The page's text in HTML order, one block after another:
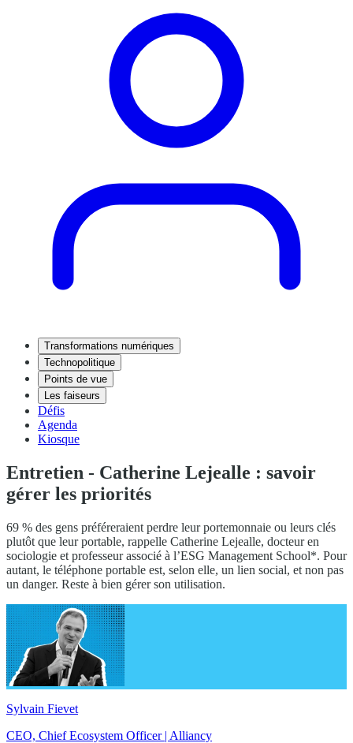
Transformations numériques
Technopolitique
Points de vue
Les faiseurs
Défis
Agenda
Kiosque
Entretien - Catherine Lejealle : savoir
gérer les priorités
69 % des gens préféreraient perdre leur portemonnaie ou leurs clés
plutôt que leur portable, rappelle Catherine Lejealle, docteur en
sociologie et professeur associé à l’ESG Management School*. Pour
autant, le téléphone portable est, selon elle, un lien social, et non pas
un danger. Reste à bien gérer son utilisation.
Sylvain Fievet
CEO, Chief Ecosystem Officer | Alliancy